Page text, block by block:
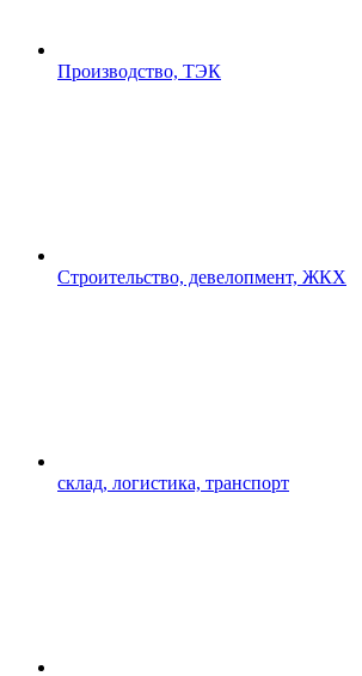
Производство, ТЭК
Строительство, девелопмент, ЖКХ
склад, логистика, транспорт